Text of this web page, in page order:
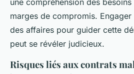
une compréhension des
marges de compromis.
des affaires pour guider cette
peut se révéler judicieux.
Risques liés aux contrats